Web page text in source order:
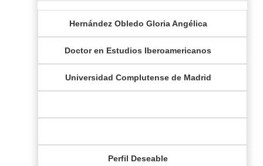
Hernández Obledo Gloria Angélica
Doctor en Estudios Iberoamericanos
Universidad Complutense de Madrid
Perfil Deseable